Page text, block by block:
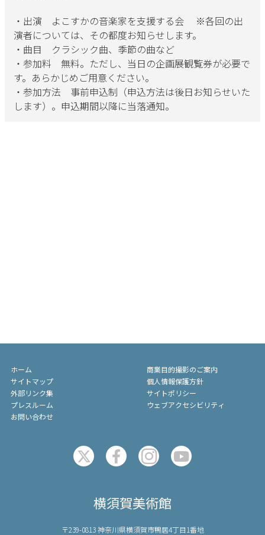
・出演 よこすかの音楽家を支援する会 ※各回の出
演者については、その都度お知らせします。
・曲目 クラシック曲、季節の曲など
・参加料 無料。ただし、当日の企画展観覧券が必要で
す。あらかじめご用意ください。
・参加方法 事前申込制（申込方法は後日お知らせいた
します）。申込期間以降に当落通知。
ホーム
サイトマップ
外部リンク集
プレスルーム
お問い合わせ
商業目的撮影のご案内
個人情報保護方針
サイトポリシー
ウェブアクセシビリティ
横須賀美術館
〒239-0813 神奈川県横須賀市鴨居4丁目1番地